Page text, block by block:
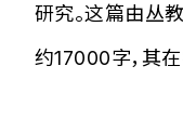
研究。这篇由丛
约17000字，其